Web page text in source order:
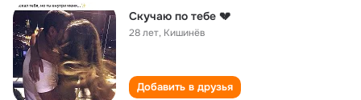
Скучаю по тебе 💔
28 лет, Кишинёв
Добавить в друзья